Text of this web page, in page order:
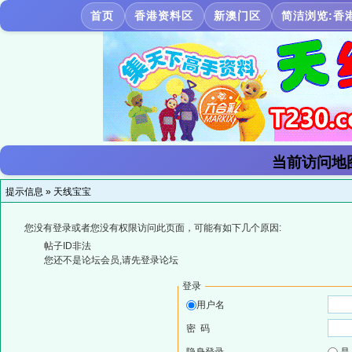
首页 香港资料区 新澳门区 简洁浏览:香
当前访问地
提示信息 » 天线宝宝
您没有登录或者您没有权限访问此页面，可能有如下几个原因:
帖子ID非法
您还不是论坛会员,请先登录论坛
登录
用户名
密 码